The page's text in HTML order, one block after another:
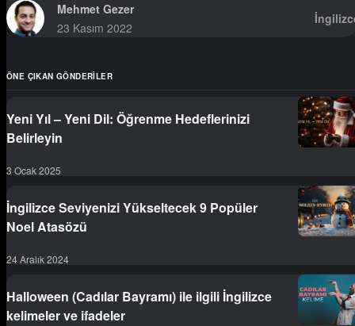
Mehmet Gezer
23 Kasım 2022
ÖNE ÇIKAN GÖNDERILER
Yeni Yıl – Yeni Dil: Öğrenme Hedeflerinizi
Belirleyin
3 Ocak 2025
İngilizce Seviyenizi Yükseltecek 9 Popüler
Noel Atasözü
24 Aralık 2024
Halloween (Cadılar Bayramı) ile ilgili İngilizce
kelimeler ve ifadeler